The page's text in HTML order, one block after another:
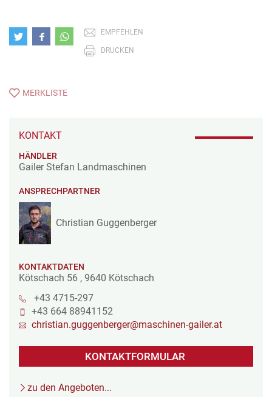
EMPFEHLEN
DRUCKEN
MERKLISTE
KONTAKT
HÄNDLER
Gailer Stefan Landmaschinen
ANSPRECHPARTNER
Christian Guggenberger
KONTAKTDATEN
Kötschach 56 , 9640 Kötschach
+43 4715-297
+43 664 88941152
christian.guggenberger@maschinen-gailer.at
KONTAKTFORMULAR
zu den Angeboten...